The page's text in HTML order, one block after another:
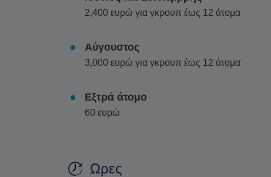
2,400 ευρώ για γκρουπ έως 12 άτομα
Αύγουστος
3,000 ευρώ για γκρουπ έως 12 άτομα
Εξτρά άτομο
60 ευρώ
Ωρες